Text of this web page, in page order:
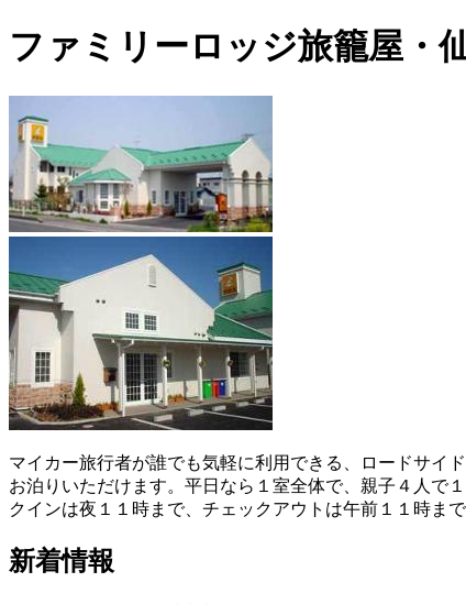
ファミリーロッジ旅籠屋・
マイカー旅行者が誰でも気軽に利用できる、ロードサイ
お泊りいただけます。平日なら１室全体で、親子４人で
クインは夜１１時まで、チェックアウトは午前１１時ま
新着情報